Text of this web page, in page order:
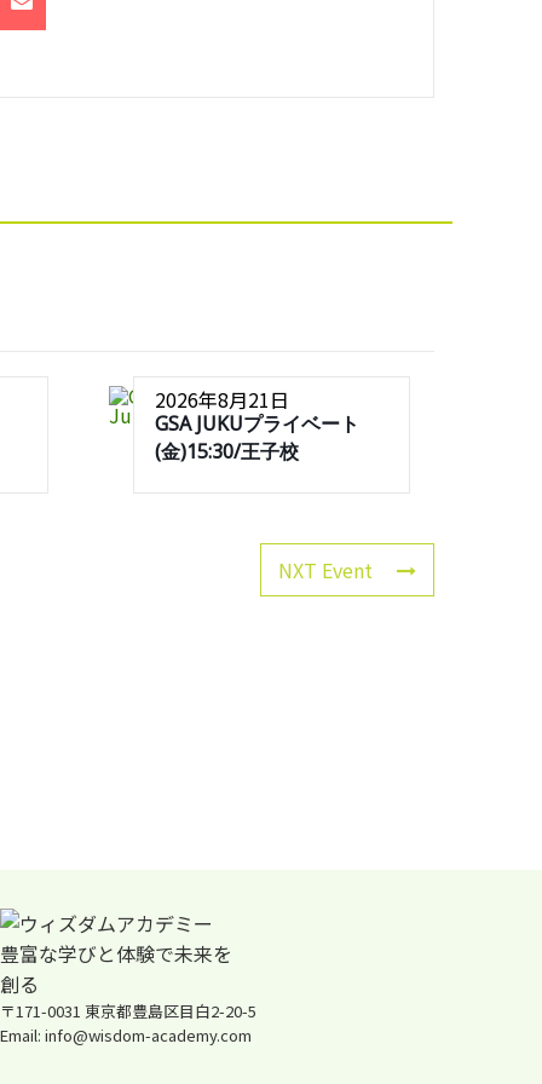
2026年8月21日
GSA JUKUプライベート
(金)15:30/王子校
NXT Event
〒171-0031 東京都豊島区目白2-20-5
Email: info@wisdom-academy.com